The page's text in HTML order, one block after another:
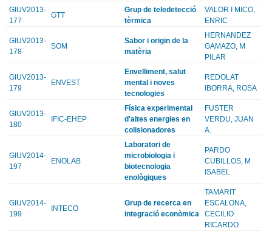
GIUV2013-
177
GTT
Grup de teledetecció
tèrmica
VALOR I MICO,
ENRIC
GIUV2013-
178
SOM
Sabor i origin de la
matèria
HERNANDEZ
GAMAZO, M
PILAR
GIUV2013-
179
ENVEST
Envelliment, salut
mental i noves
tecnologies
REDOLAT
IBORRA, ROSA
GIUV2013-
180
IFIC-EHEP
Física experimental
d'altes energies en
colisionadores
FUSTER
VERDU, JUAN
A.
GIUV2014-
197
ENOLAB
Laboratori de
microbiologia i
biotecnologia
enològiques
PARDO
CUBILLOS, M
ISABEL
GIUV2014-
199
INTECO
Grup de recerca en
integració econòmica
TAMARIT
ESCALONA,
CECILIO
RICARDO